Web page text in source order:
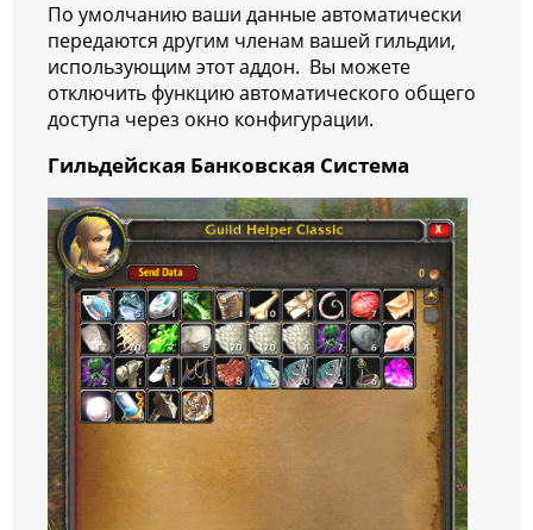
По умолчанию ваши данные автоматически
передаются другим членам вашей гильдии,
использующим этот аддон. Вы можете
отключить функцию автоматического общего
доступа через окно конфигурации.
Гильдейская Банковская Система